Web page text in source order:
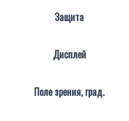
Защита
Дисплей
Поле зрения, град.